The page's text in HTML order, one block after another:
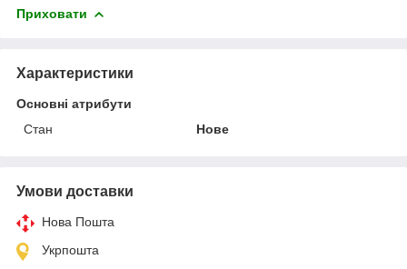
Приховати
Характеристики
Основні атрибути
Стан
Нове
Умови доставки
Нова Пошта
Укрпошта